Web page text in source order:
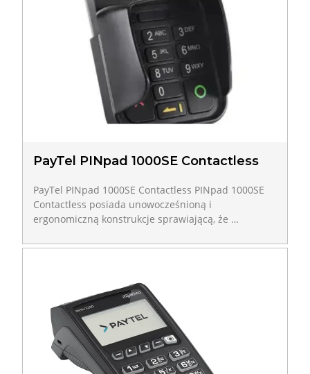
PayTel PINpad 1000SE Contactless
PayTel PINpad 1000SE Contactless PINpad 1000SE
Contactless posiada unowocześnioną i
ergonomiczną konstrukcje sprawiającą, że …